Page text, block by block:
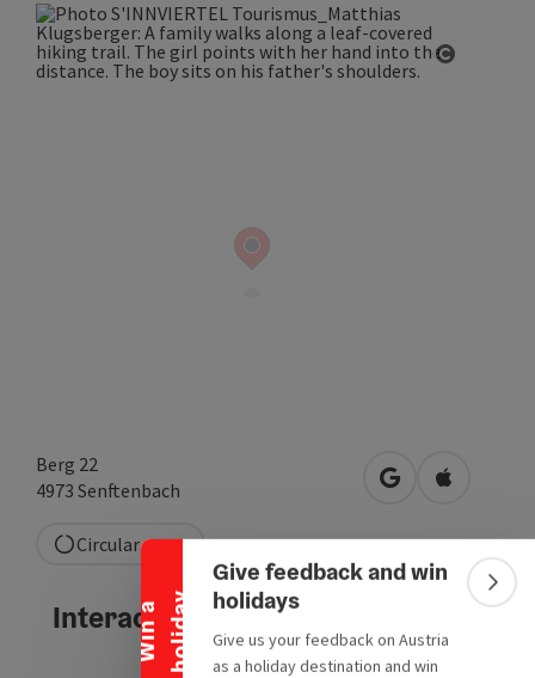
W
i
n
a
h
o
l
i
d
a y
Collapse banner
Give feedback and win
holidays
Give us your feedback on Austria
as a holiday destination and win
Berg 22
4973 Senftenbach open in Google
Open in
Circular route
Interactive elevation profile